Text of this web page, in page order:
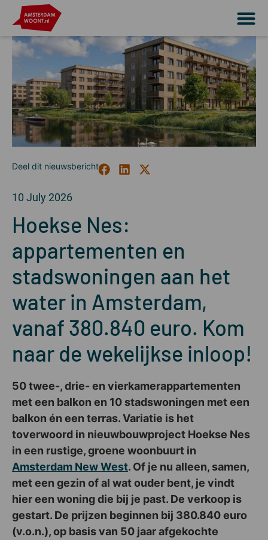
10 July 2026
Hoekse Nes:
appartementen en
stadswoningen aan het
water in Amsterdam,
vanaf 380.840 euro. Kom
naar de wekelijkse inloop!
50 twee-, drie- en vierkamerappartementen
met een balkon en 10 stadswoningen met een
balkon én een terras. Variatie is het
toverwoord in nieuwbouwproject Hoekse Nes
in een rustige, groene woonbuurt in
Amsterdam New West. Of je nu alleen, samen,
met een gezin of al wat ouder bent, je vindt
hier een woning die bij je past. De verkoop is
gestart. De prijzen beginnen bij 380.840 euro
(v.o.n.), op basis van 50 jaar afgekochte